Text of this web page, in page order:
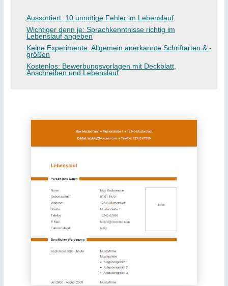
Aussortiert: 10 unnötige Fehler im Lebenslauf
Wichtiger denn je: Sprachkenntnisse richtig im
Lebenslauf angeben
Keine Experimente: Allgemein anerkannte Schriftarten & -
größen
Kostenlos: Bewerbungsvorlagen mit Deckblatt,
Anschreiben und Lebenslauf